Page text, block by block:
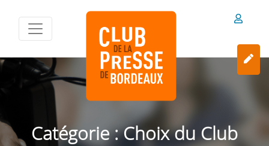
Catégorie :Choix du Club